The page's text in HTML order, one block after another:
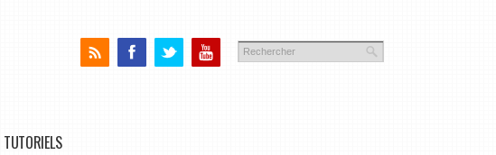
TUTORIELS